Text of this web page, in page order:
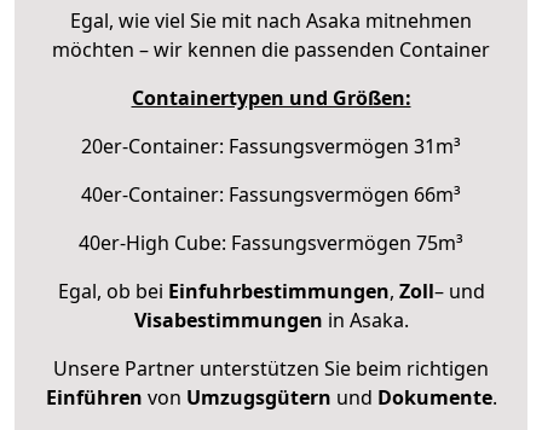
Egal, wie viel Sie mit nach Asaka mitnehmen
möchten – wir kennen die passenden Container
Containertypen und Größen:
20er-Container: Fassungsvermögen 31m³
40er-Container: Fassungsvermögen 66m³
40er-High Cube: Fassungsvermögen 75m³
Egal, ob bei Einfuhrbestimmungen, Zoll– und
Visabestimmungen in Asaka.
Unsere Partner unterstützen Sie beim richtigen
Einführen von Umzugsgütern und Dokumente.